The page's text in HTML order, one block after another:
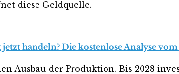
diese Geldquelle.
handeln? Die kostenlose Analyse
Ausbau der Produktion. Bis 2028